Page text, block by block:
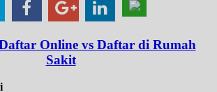
Online vs Daftar di Rumah
Sakit